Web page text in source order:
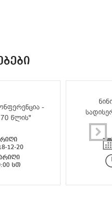
-
წლის"
12-20
სთ